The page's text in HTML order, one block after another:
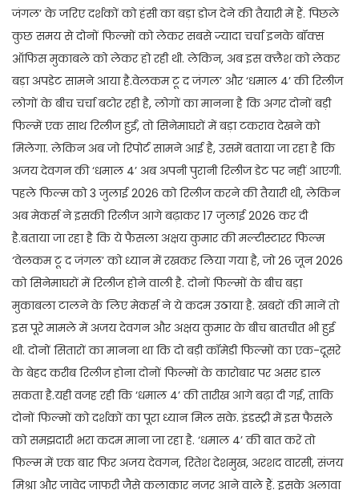
जंगल’ के जरिए दर्शकों को हंसी का बड़ा डोज देने की तैयारी में हैं. पिछले
कुछ समय से दोनों फिल्मों को लेकर सबसे ज्यादा चर्चा इनके बॉक्स
ऑफिस मुकाबले को लेकर हो रही थी. लेकिन, अब इस क्लैश को लेकर
बड़ा अपडेट सामने आया है.वेलकम टू द जंगल’ और ‘धमाल 4’ की रिलीज
लोगों के बीच चर्चा बटोर रही है, लोगों का मानना है कि अगर दोनों बड़ी
फिल्में एक साथ रिलीज हुईं, तो सिनेमाघरों में बड़ा टकराव देखने को
मिलेगा. लेकिन अब जो रिपोर्ट सामने आई है, उसमें बताया जा रहा है कि
अजय देवगन की ‘धमाल 4’ अब अपनी पुरानी रिलीज डेट पर नहीं आएगी.
पहले फिल्म को 3 जुलाई 2026 को रिलीज करने की तैयारी थी, लेकिन
अब मेकर्स ने इसकी रिलीज आगे बढ़ाकर 17 जुलाई 2026 कर दी
है.बताया जा रहा है कि ये फैसला अक्षय कुमार की मल्टीस्टारर फिल्म
‘वेलकम टू द जंगल’ को ध्यान में रखकर लिया गया है, जो 26 जून 2026
को सिनेमाघरों में रिलीज होने वाली है. दोनों फिल्मों के बीच बड़ा
मुकाबला टालने के लिए मेकर्स ने ये कदम उठाया है. खबरों की मानें तो
इस पूरे मामले में अजय देवगन और अक्षय कुमार के बीच बातचीत भी हुई
थी. दोनों सितारों का मानना था कि दो बड़ी कॉमेडी फिल्मों का एक-दूसरे
के बेहद करीब रिलीज होना दोनों फिल्मों के कारोबार पर असर डाल
सकता है.यही वजह रही कि ‘धमाल 4’ की तारीख आगे बढ़ा दी गई, ताकि
दोनों फिल्मों को दर्शकों का पूरा ध्यान मिल सके. इंडस्ट्री में इस फैसले
को समझदारी भरा कदम माना जा रहा है. ‘धमाल 4’ की बात करें तो
फिल्म में एक बार फिर अजय देवगन, रितेश देशमुख, अरशद वारसी, संजय
मिश्रा और जावेद जाफरी जैसे कलाकार नजर आने वाले हैं. इसके अलावा